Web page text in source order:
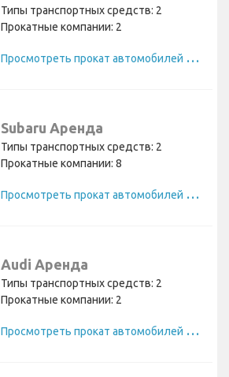
Типы транспортных средств: 2
Прокатные компании: 2
П
росмотреть прокат автомобилей Suzuki
Subaru Аренда
Типы транспортных средств: 2
Прокатные компании: 8
П
росмотреть прокат автомобилей Subaru
Audi Аренда
Типы транспортных средств: 2
Прокатные компании: 2
П
росмотреть прокат автомобилей Audi